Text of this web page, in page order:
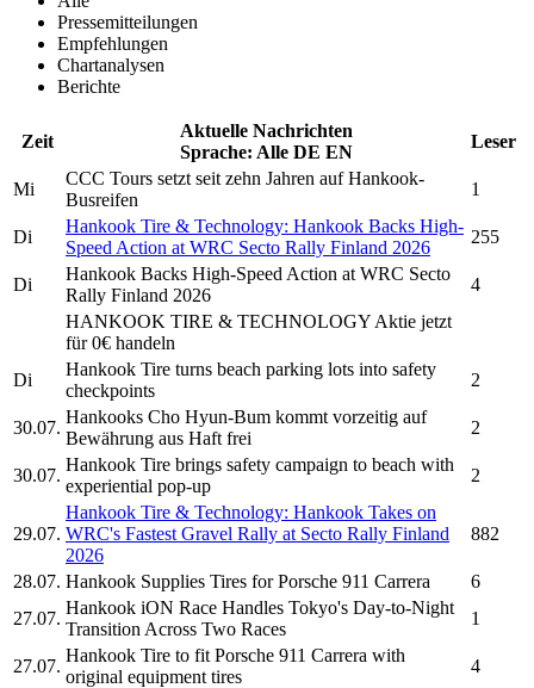
Pressemitteilungen
Empfehlungen
Chartanalysen
Berichte
Zeit
Aktuelle Nachrichten
Sprache: Alle DE EN
Leser
Mi
CCC Tours setzt seit zehn Jahren aufHankook-
Busreifen
1
Di
Hankook Tire & Technology: Hankook Backs High-
Speed Action at WRC Secto Rally Finland 2026
255
Di
Hankook Backs High-Speed Action at WRC Secto
Rally Finland 2026
4
HANKOOK TIRE & TECHNOLOGY Aktie jetzt
für 0€ handeln
Di
Hankook Tire turns beach parking lots into safety
checkpoints
2
30.07.
Hankooks Cho Hyun-Bum kommt vorzeitig auf
Bewährung aus Haft frei
2
30.07.
Hankook Tire brings safety campaign to beach with
experiential pop-up
2
29.07.
Hankook Tire & Technology: Hankook Takes on
WRC's Fastest Gravel Rally at Secto Rally Finland
2026
882
28.07. Hankook Supplies Tires for Porsche 911 Carrera
6
27.07.
Hankook iON Race Handles Tokyo's Day-to-Night
Transition Across Two Races
1
27.07.
Hankook Tire to fit Porsche 911 Carrera with
original equipment tires
4